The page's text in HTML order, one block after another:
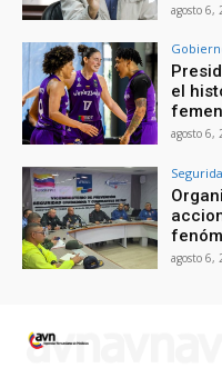
agosto 6,
el
agosto 6,
agosto 6,